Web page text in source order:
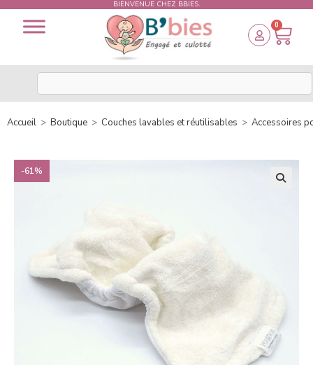
BIENVENUE CHEZ BBIES.
0
Accueil > Boutique > Couches lavables et réutilisables > Accessoires
-61%